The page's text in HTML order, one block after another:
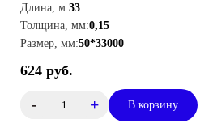
Длина, м:33
Толщина, мм:0,15
Размер, мм:50*33000
624 руб.
- + В корзину